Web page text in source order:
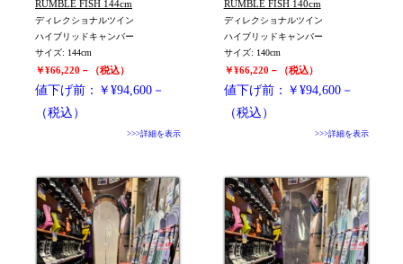
RUMBLE FISH 144cm
ディレクショナルツイン
ハイブリッドキャンバー
サイズ: 144cm
￥¥66,220－（税込）
値下げ前：￥¥94,600－
（税込）
>>>詳細を表示
RUMBLE FISH 140cm
ディレクショナルツイン
ハイブリッドキャンバー
サイズ: 140cm
￥¥66,220－（税込）
値下げ前：￥¥94,600－
（税込）
>>>詳細を表示